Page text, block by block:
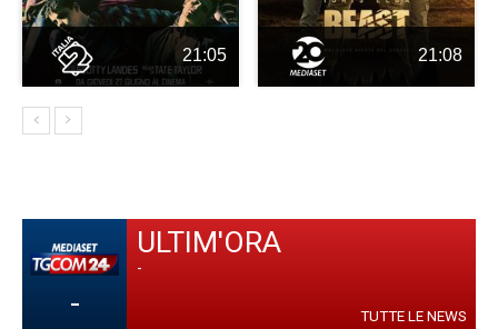
21:05 21:08
-
ULTIM'ORA
-
TUTTE LE NEWS